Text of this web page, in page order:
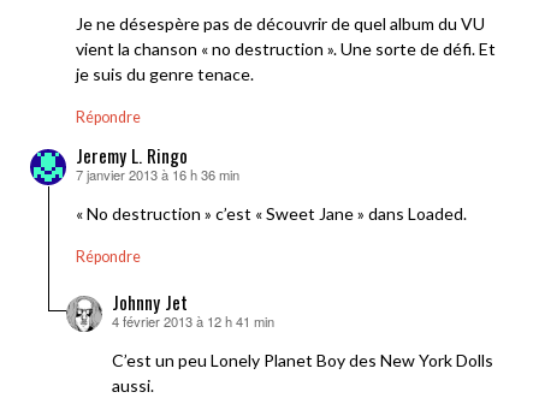
Je ne désespère pas de découvrir de quel album du VU
vient la chanson « no destruction ». Une sorte de défi. Et
je suis du genre tenace.
Répondre
Jeremy L. Ringo
dit :
7 janvier 2013 à 16 h 36 min
« No destruction » c’est « Sweet Jane » dans Loaded.
Répondre
Johnny Jet
dit :
4 février 2013 à 12 h 41 min
C’est un peu Lonely Planet Boy des New York Dolls
aussi.